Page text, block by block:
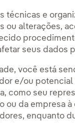
técnicas e
ou alterações,
seus dados
você está
e/ou
como seu
ou da empresa
enquanto